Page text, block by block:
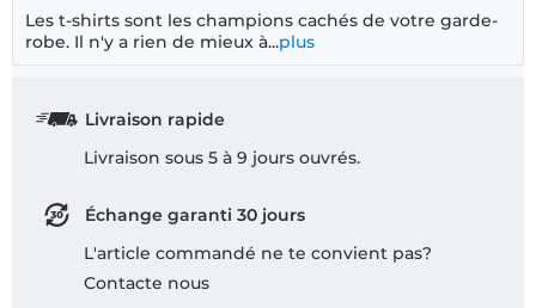
Les t-shirts sont les champions cachés de votre garde-
robe. Il n'y a rien de mieux à...plus
Livraison rapide
Livraison sous 5 à 9 jours ouvrés.
Échange garanti 30 jours
L'article commandé ne te convient pas?
Contacte nous